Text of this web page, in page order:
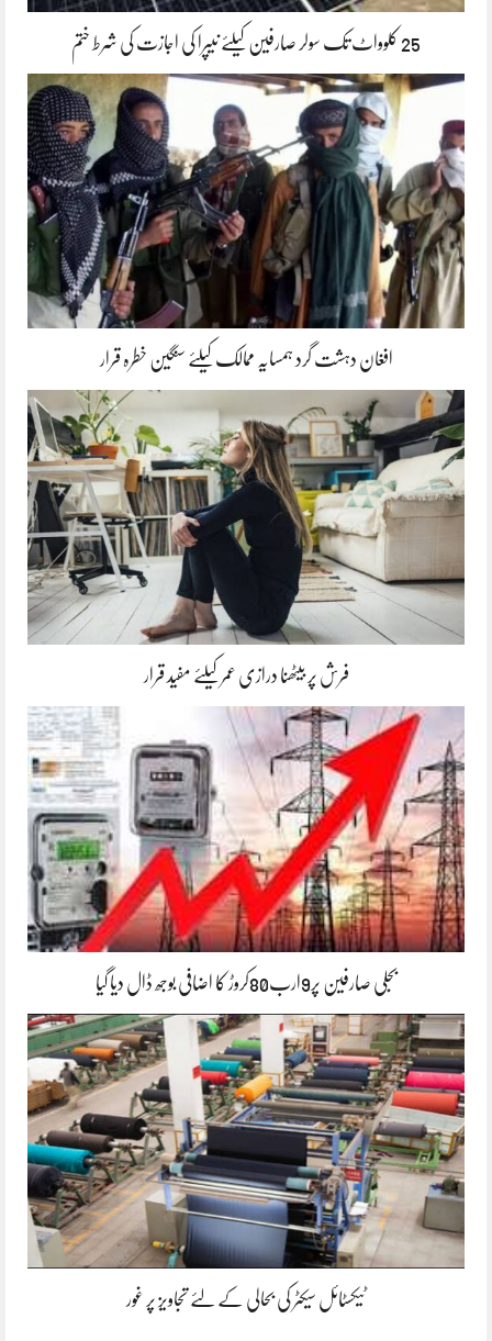
25 کلوواٹ تک سولر صارفین کیلئے نیپرا کی اجازت کی شرط ختم
افغان دہشت گرد ہمسایہ ممالک کیلئے سنگین خطرہ قرار
فرش پر بیٹھنا درازی عمر کیلئے مفید قرار
بجلی صارفین پر9ارب80کروڑ کا اضافی بوجھ ڈال دیا گیا
ٹیکسٹائل سیکٹر کی بحالی کے لئے تجاویز پر غور